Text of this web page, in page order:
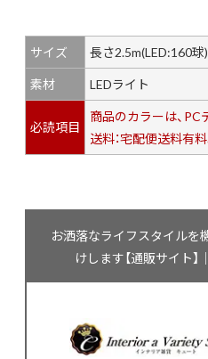
サイズ
長さ2.5m(LED:160
素材
LEDライト
必読項目
商品のカラーは、
送料：宅配便送料有
お洒落なライフスタイルを
けします【通販サイト